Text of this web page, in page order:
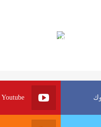
لقانون النفاذ إلى
Youtube